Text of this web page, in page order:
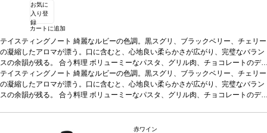
お気に
入り登
録
カートに追加
テイスティングノート 綺麗なルビーの色調。黒スグリ、ブラックベリー、チェリー
の凝縮したアロマが漂う。口に含むと、心地良い柔らかさが広がり、完璧なバラン
スの余韻が残る。 合う料理 ボリューミーなパスタ、グリル肉、チョコレートのデ
ザートなどと好相性 葡萄品種ブラウブルガー、ツヴァイゲルト*本ヴィンテージが
在庫切れの場合、在庫があり価格が同様の場合は自動的に次のヴィンテージに変更
されます、ご了承ください。
テイスティングノート 綺麗なルビーの色調。黒スグリ、ブラックベリー、チェリー
の凝縮したアロマが漂う。口に含むと、心地良い柔らかさが広がり、完璧なバラン
スの余韻が残る。 合う料理 ボリューミーなパスタ、グリル肉、チョコレートのデ
赤ワイン